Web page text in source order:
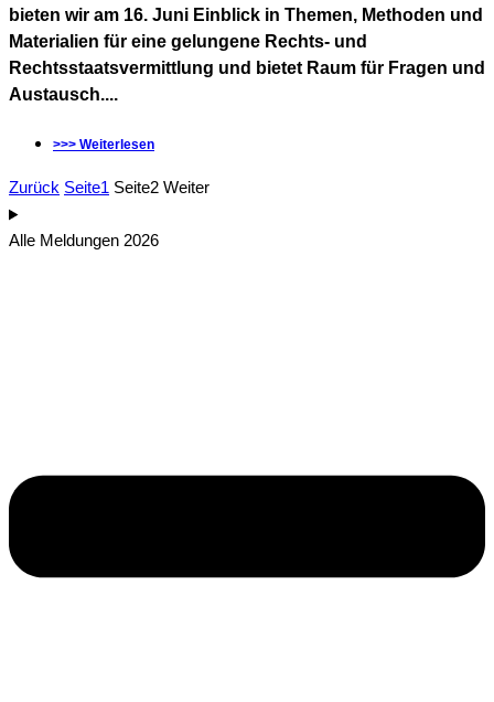
bieten wir am 16. Juni Einblick in Themen, Methoden und
Materialien für eine gelungene Rechts- und
Rechtsstaatsvermittlung und bietet Raum für Fragen und
Austausch....
>>> Weiterlesen
Zurück Seite1 Seite2 Weiter
Alle Meldungen 2026